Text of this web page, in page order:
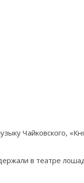
Чайковского,
в театре